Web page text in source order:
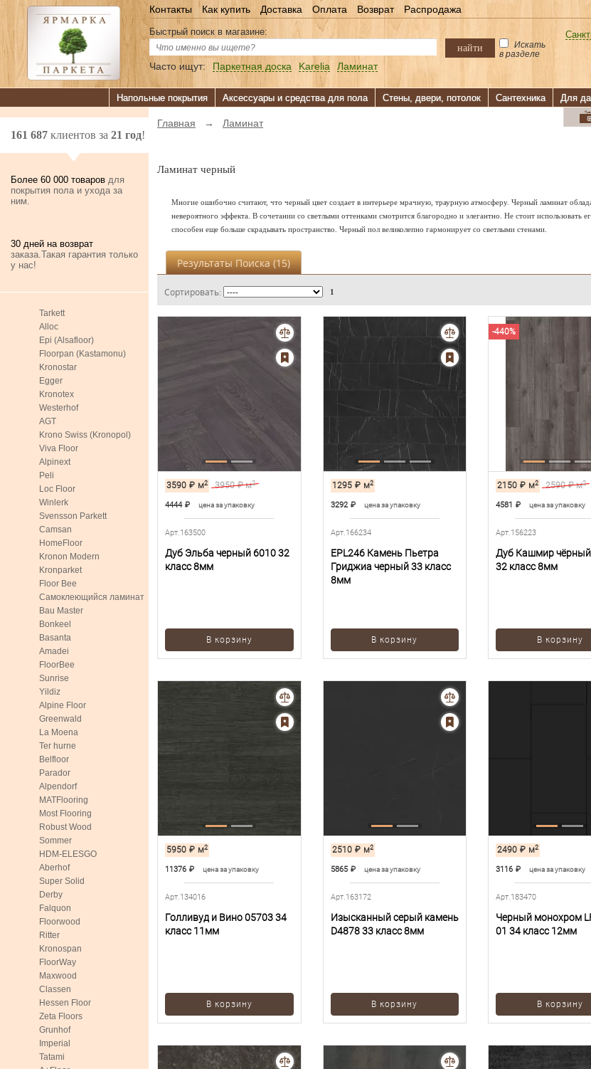
Контакты Как купить Доставка Оплата Возврат Распродажа
Быстрый поиск в магазине:
найти
Искать
в разделе
Часто ищут: Паркетная доска Karelia Ламинат
Напольные покрытия Аксессуары и средства для пола Стены, двери, потолок Сантехника Для
161 687 клиентов за 21 год!
Более 60 000 товаров для
покрытия пола и ухода за
ним.
30 дней на возврат
заказа.Такая гарантия только
у нас!
Tarkett
Alloc
Epi (Alsafloor)
Floorpan (Kastamonu)
Kronostar
Egger
Kronotex
Westerhof
AGT
Krono Swiss (Kronopol)
Viva Floor
Alpinext
Peli
Loc Floor
Winlerk
Svensson Parkett
Camsan
HomeFloor
Kronon Modern
Kronparket
Floor Bee
Самоклеющийся ламинат
Bau Master
Bonkeel
Basanta
Amadei
FloorBee
Sunrise
Yildiz
Alpine Floor
Greenwald
La Moena
Ter hurne
Belfloor
Parador
Alpendorf
MATFlooring
Most Flooring
Robust Wood
Sommer
HDM-ELESGO
Aberhof
Super Solid
Derby
Falquon
Floorwood
Ritter
Kronospan
FloorWay
Maxwood
Classen
Hessen Floor
Zeta Floors
Grunhof
Imperial
Tatami
Главная → Ламинат
Ламинат черный
Многие ошибочно считают, что черный цвет создает в интерьере мрачную, траурную атмосферу. Черный ламинат
невероятного эффекта. В сочетании со светлыми оттенками смотрится благородно и элегантно. Не стоит использовать
способен еще больше скрадывать пространство. Черный пол великолепно гармонирует со светлыми стенами.
Результаты Поиска (15)
Сортировать: 1
3590 ₽ м2 3950 ₽ м2
4444 ₽ цена за упаковку
Арт.163500
Дуб Эльба черный 6010 32
класс 8мм
В корзину
1295 ₽ м2
3292 ₽ цена за упаковку
Арт.166234
EPL246 Камень Пьетра
Гриджиа черный 33 класс
8мм
В корзину
-440%
2150 ₽ м2 2590 ₽ м2
4581 ₽ цена за упаковку
Арт.156223
Дуб Кашмир
32 класс 8мм
В корзину
5950 ₽ м2
11376 ₽ цена за упаковку
Арт.134016
Голливуд и Вино 05703 34
класс 11мм
В корзину
2510 ₽ м2
5865 ₽ цена за упаковку
Арт.163172
Изысканный серый камень
D4878 33 класс 8мм
В корзину
2490 ₽ м2
3116 ₽ цена за упаковку
Арт.183470
Черный монохром
01 34 класс 12мм
В корзину